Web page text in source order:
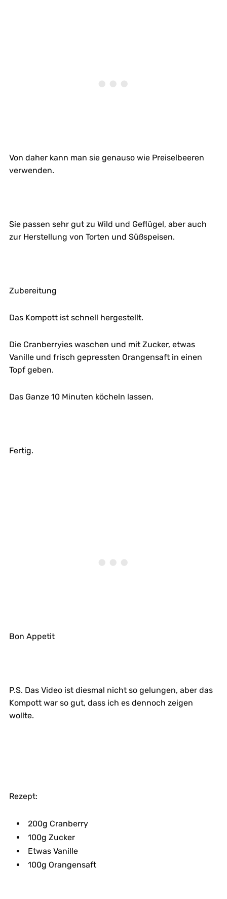
Von daher kann man sie genauso wie Preiselbeeren
verwenden.
Sie passen sehr gut zu Wild und Geflügel, aber auch
zur Herstellung von Torten und Süßspeisen.
Zubereitung
Das Kompott ist schnell hergestellt.
Die Cranberryies waschen und mit Zucker, etwas
Vanille und frisch gepressten Orangensaft in einen
Topf geben.
Das Ganze 10 Minuten köcheln lassen.
Fertig.
Bon Appetit
P.S. Das Video ist diesmal nicht so gelungen, aber das
Kompott war so gut, dass ich es dennoch zeigen
wollte.
Rezept:
200g Cranberry
100g Zucker
Etwas Vanille
100g Orangensaft